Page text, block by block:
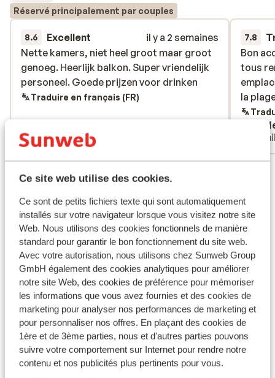
Ce site web utilise des cookies.
Ce sont de petits fichiers texte qui sont automatiquement
installés sur votre navigateur lorsque vous visitez notre site
Web. Nous utilisons des cookies fonctionnels de manière
standard pour garantir le bon fonctionnement du site web.
Avec votre autorisation, nous utilisons chez Sunweb Group
GmbH également des cookies analytiques pour améliorer
notre site Web, des cookies de préférence pour mémoriser
les informations que vous avez fournies et des cookies de
marketing pour analyser nos performances de marketing et
pour personnaliser nos offres. En plaçant des cookies de
1ère et de 3ème parties, nous et d'autres parties pouvons
suivre votre comportement sur Internet pour rendre notre
contenu et nos publicités plus pertinents pour vous.
Réservé principalement par couples
8.6 Excellent
il y a 2 semaines
Nette kamers, niet heel groot maar groot
genoeg. Heerlijk balkon. Super vriendelijk
personeel. Goede prijzen voor drinken
Nette kamers, niet heel groot maar groot
genoeg. Heerlijk balkon. Super vriendelijk
personeel. Goede prijzen voor drinken
Traduire en français (FR)
Familles
7.8
Bon
tous
la
Bon
tous
la
Autres hébergements - Costa Brava
Hôtel L'Azure
Hôtel Neptuno & SPA
Aqua Hôtel Silhouette & Spa - Réservé aux
adultes
AQUA Hôtel Silhouette & Spa - Réservé aux
adultes